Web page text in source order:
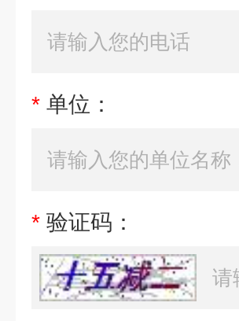
* 单位：
* 验证码：